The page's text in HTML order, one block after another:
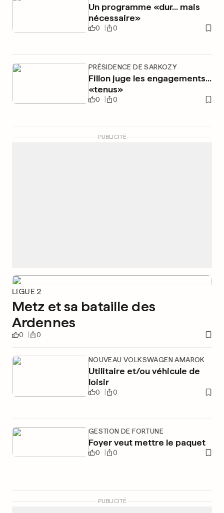
Un programme «dur... mais
nécessaire»
0 0
PRÉSIDENCE DE SARKOZY
Fillon juge les engagements...
«tenus»
0 0
PUBLICITÉ
LIGUE 2
Metz et sa bataille des
Ardennes
0 0
NOUVEAU VOLKSWAGEN AMAROK
Utilitaire et/ou véhicule de
loisir
0 0
GESTION DE FORTUNE
Foyer veut mettre le paquet
0 0
PUBLICITÉ